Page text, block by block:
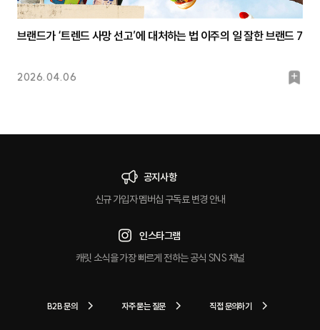
2026.04.06
북
브랜드가 ‘트렌드 사망 선고’에 대처하는 법 이주의 일 잘한 브랜드 7
공지사항
신규 가입자 멤버십 구독료 변경 안내
인스타그램
캐릿 소식을 가장 빠르게 전하는 공식 SNS 채널
B2B 문의 자주 묻는 질문 직접 문의하기